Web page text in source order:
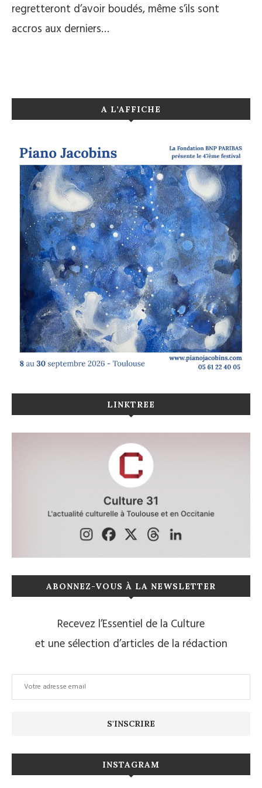
regretteront d’avoir boudés, même s’ils sont
accros aux derniers…
A L’AFFICHE
LINKTREE
ABONNEZ-VOUS À LA NEWSLETTER
Recevez l’Essentiel de la Culture
et une sélection d’articles de la rédaction
INSTAGRAM